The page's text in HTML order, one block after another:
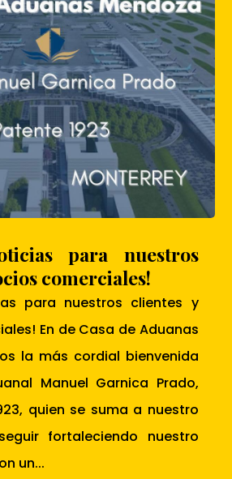
para nuestros
comerciales!
para nuestros clientes y
En de Casa de Aduanas
la más cordial bienvenida
Manuel Garnica Prado,
quien se suma a nuestro
fortaleciendo nuestro
un...